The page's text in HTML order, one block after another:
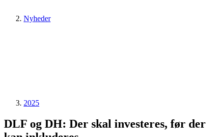
Nyheder
2025
DLF og DH: Der skal investeres, før der